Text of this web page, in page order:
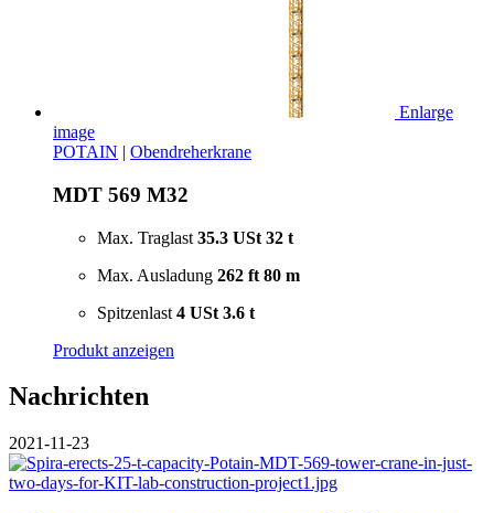
Enlarge
image
POTAIN | Obendreherkrane
MDT 569 M32
Max. Traglast 35.3 USt 32 t
Max. Ausladung 262 ft 80 m
Spitzenlast 4 USt 3.6 t
Produkt anzeigen
Nachrichten
2021-11-23